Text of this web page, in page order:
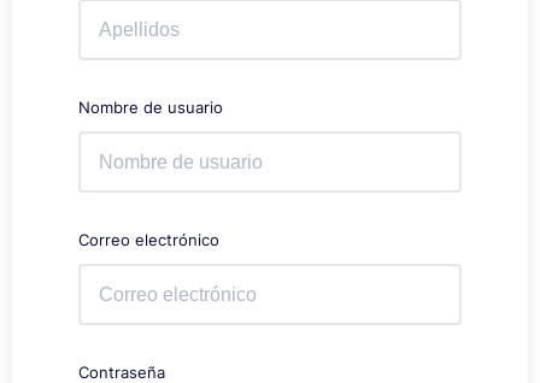
Nombre de usuario
Correo electrónico
Contraseña